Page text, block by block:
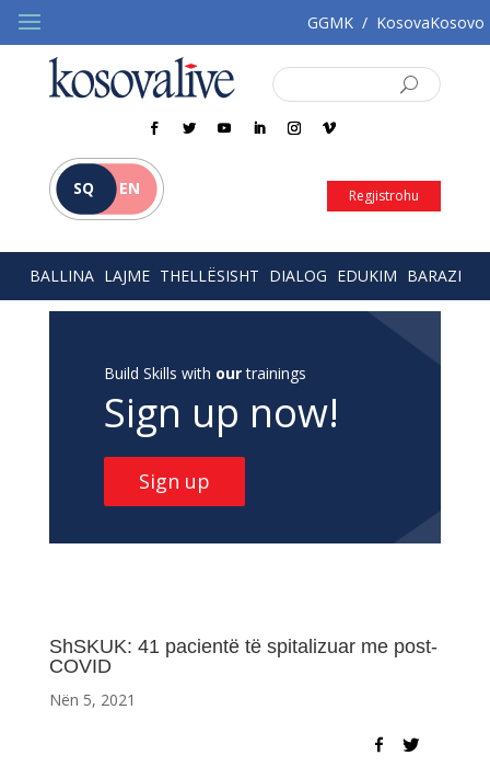
GGMK / KosovaKosovo
SQ EN Regjistrohu
BALLINA LAJME THELLËSISHT DIALOG EDUKIM BARAZI
Build Skills with ourtrainings
Sign up now!
Sign up
ShSKUK: 41 pacientë të spitalizuar me post-
COVID
Nën 5, 2021